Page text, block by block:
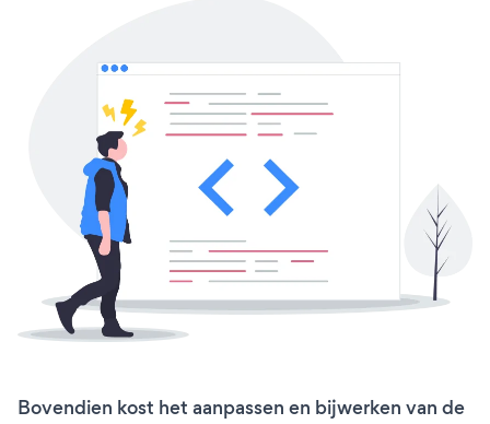
Bovendien kost het aanpassen en bijwerken van de